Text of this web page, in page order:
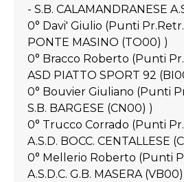
- S.B. CALAMANDRANESE
0° Davi' Giulio (Punti
PONTE MASINO (TO00) )
0° Bracco Roberto (Punti
ASD PIATTO SPORT 92
0° Bouvier Giuliano (Punti
S.B. BARGESE (CN00) )
0° Trucco Corrado (Punti
A.S.D. BOCC. CENTALLESE
0° Mellerio Roberto (Punti
A.S.D.C. G.B. MASERA